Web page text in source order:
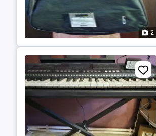
2